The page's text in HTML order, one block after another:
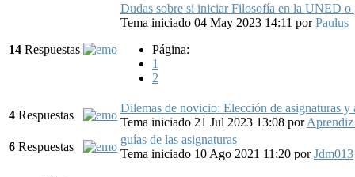
14 Respuestas
Dudas sobre si iniciar Filosofía en la UNED o
Tema iniciado 04 May 2023 14:11 porPaulus
Página:
1
2
4 Respuestas
Dilemas de novicio: Elección de asignaturas y
Tema iniciado 21 Jul 2023 13:08 por
6 Respuestas
guías de las asignaturas
Tema iniciado 10 Ago 2021 11:20 porJdm013